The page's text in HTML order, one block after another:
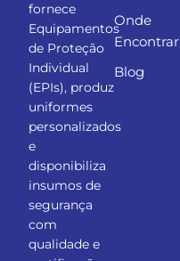
fornece
Equipamentos
de Proteção
Individual
(EPIs), produz
uniformes
personalizados
e
disponibiliza
insumos de
segurança
com
qualidade e
Onde
Encontrar
Blog